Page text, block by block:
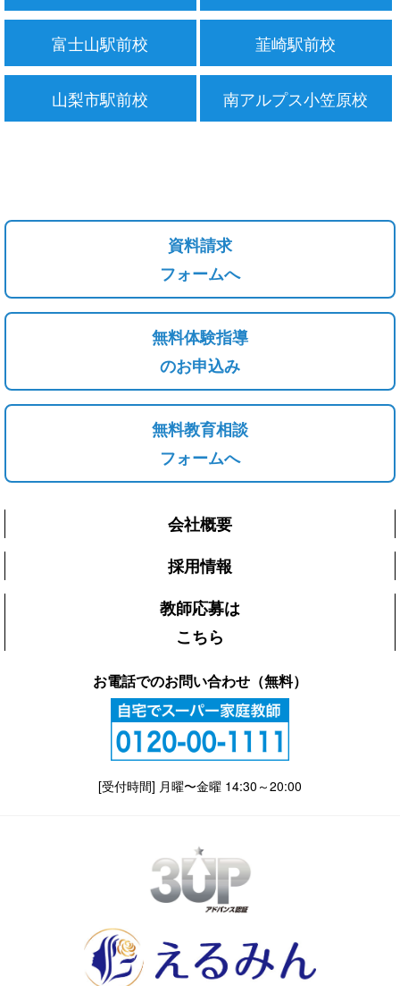
富士山駅前校 韮崎駅前校
山梨市駅前校 南アルプス小笠原校
資料請求
フォームへ
無料体験指導
のお申込み
無料教育相談
フォームへ
会社概要
採用情報
教師応募は
こちら
お電話でのお問い合わせ（無料）
[受付時間] 月曜〜金曜 14:30～20:00